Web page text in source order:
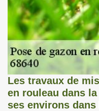
Les travaux de
en rouleau dans
ses environs dans